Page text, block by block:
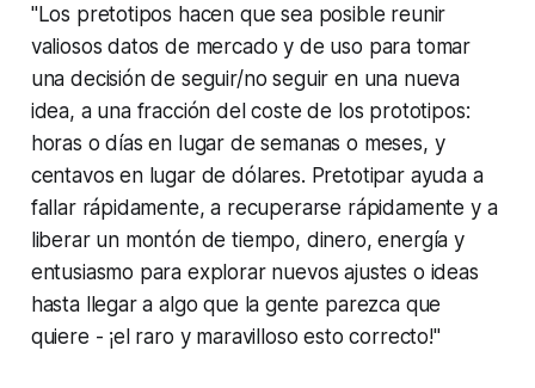
"Los pretotipos hacen que sea posible reunir
valiosos datos de mercado y de uso para tomar
una decisión de seguir/no seguir en una nueva
idea, a una fracción del coste de los prototipos:
horas o días en lugar de semanas o meses, y
centavos en lugar de dólares. Pretotipar ayuda a
fallar rápidamente, a recuperarse rápidamente y a
liberar un montón de tiempo, dinero, energía y
entusiasmo para explorar nuevos ajustes o ideas
hasta llegar a algo que la gente parezca que
quiere - ¡el raro y maravilloso esto correcto!"